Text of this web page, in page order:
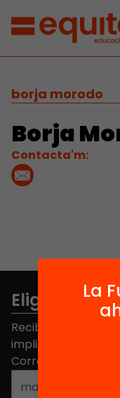
borja morodo
Borja
Contacta'm:
Elige
Recibe contenidos,
implicarte.
Correo electrónico
La